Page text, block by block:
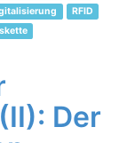
RFID
Der